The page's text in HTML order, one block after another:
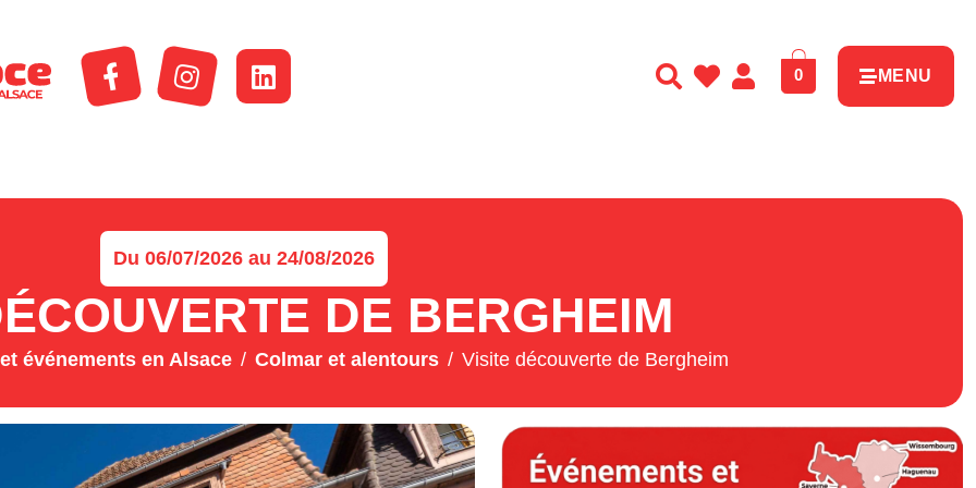
0 MENU
Du 06/07/2026 au 24/08/2026
DE BERGHEIM
événements en Alsace Colmar et alentours Visite découverte de Bergheim